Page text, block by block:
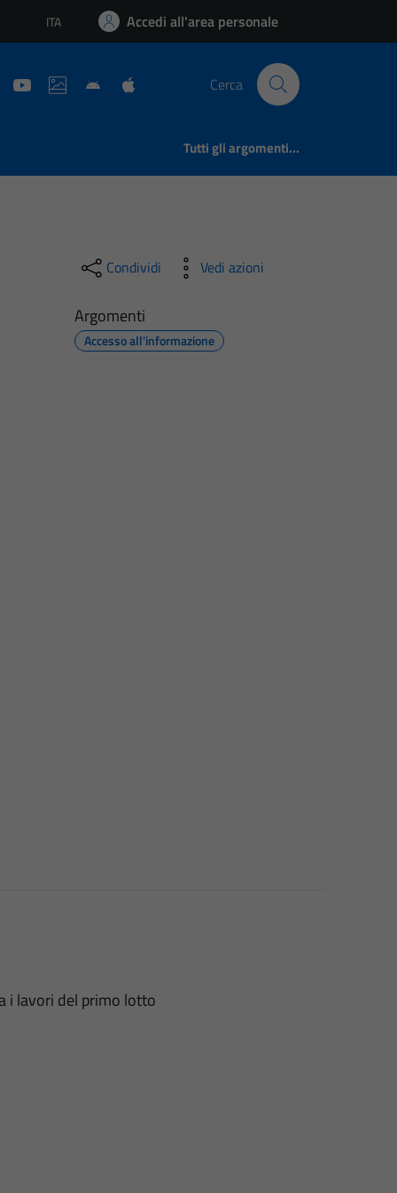
Lingua attiva:
ITA Accedi all'area personale
Cerca
Tutti gli argomenti...
Condividi Vedi azioni
Argomenti
Accesso all'informazione
i lavori del primo lotto